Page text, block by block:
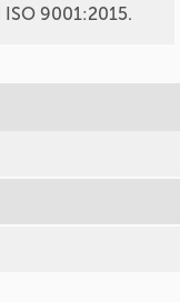
9001:2015.